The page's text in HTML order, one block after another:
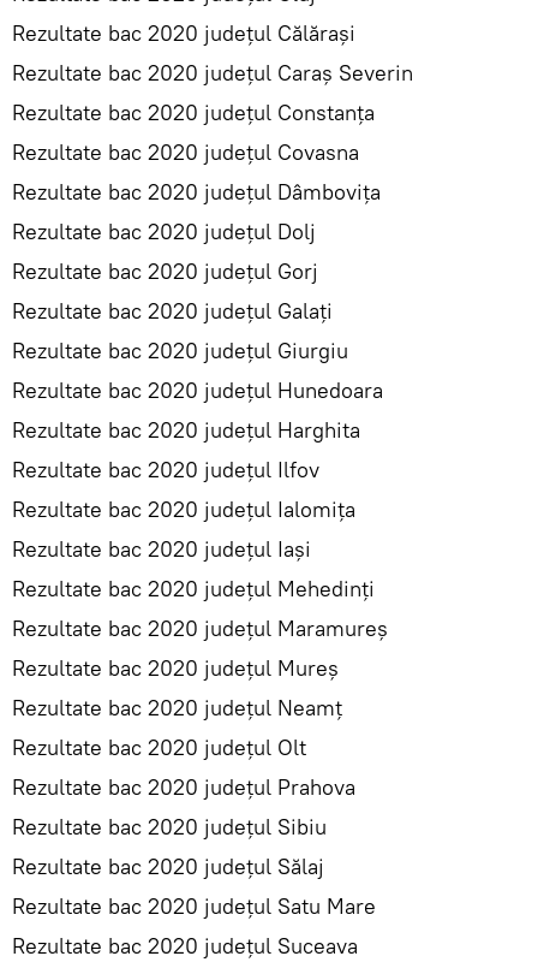
Rezultate bac 2020 județul Călărași
Rezultate bac 2020 județul Caraș Severin
Rezultate bac 2020 județul Constanța
Rezultate bac 2020 județul Covasna
Rezultate bac 2020 județul Dâmbovița
Rezultate bac 2020 județul Dolj
Rezultate bac 2020 județul Gorj
Rezultate bac 2020 județul Galați
Rezultate bac 2020 județul Giurgiu
Rezultate bac 2020 județul Hunedoara
Rezultate bac 2020 județul Harghita
Rezultate bac 2020 județul Ilfov
Rezultate bac 2020 județul Ialomița
Rezultate bac 2020 județul Iași
Rezultate bac 2020 județul Mehedinți
Rezultate bac 2020 județul Maramureș
Rezultate bac 2020 județul Mureș
Rezultate bac 2020 județul Neamț
Rezultate bac 2020 județul Olt
Rezultate bac 2020 județul Prahova
Rezultate bac 2020 județul Sibiu
Rezultate bac 2020 județul Sălaj
Rezultate bac 2020 județul Satu Mare
Rezultate bac 2020 județul Suceava